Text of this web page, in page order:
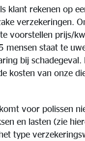
klant rekenen op
verzekeringen.
voorstellen prijs/
mensen staat te
bij
kosten van onze
voor polissen
en lasten (zie
type